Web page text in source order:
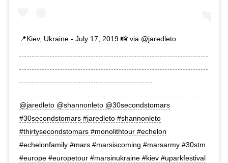
📍Kiev, Ukraine - July 17, 2019 📸 via @jaredleto
@jaredleto @shannonleto @30secondstomars
#30secondstomars #jaredleto #shannonleto
#thirtysecondstomars #monolithtour #echelon
#echelonfamily #mars #marsiscoming #marsarmy #30stm
#europe #europetour #marsinukraine #kiev #uparkfestival